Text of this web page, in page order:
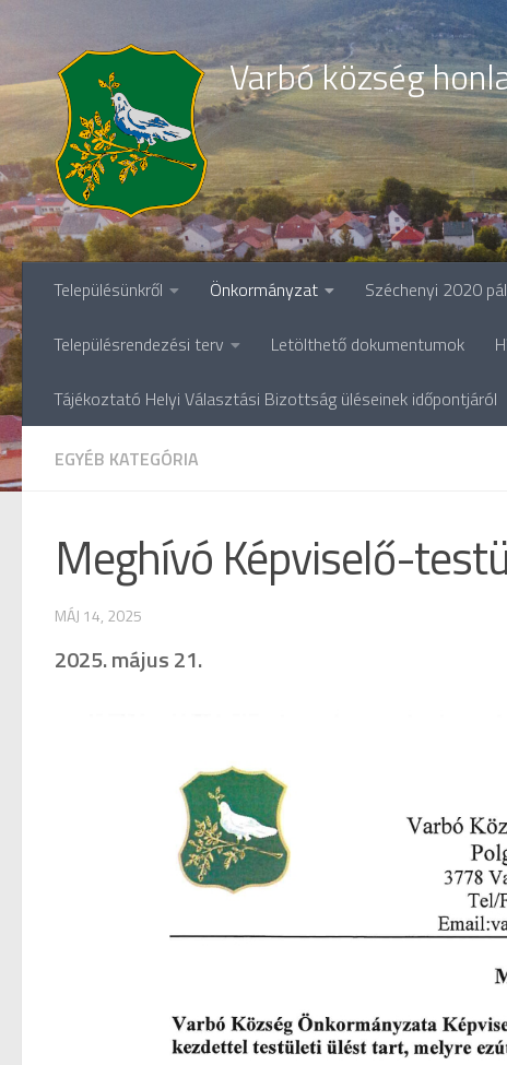
Varbó község
Településünkről Önkormányzat Széchenyi 2020
Településrendezési terv Letölthető dokumentumok
Tájékoztató Helyi Választási Bizottság üléseinek időpontjáról
EGYÉB KATEGÓRIA
Meghívó Képviselő-
MÁJ 14, 2025
2025. május 21.